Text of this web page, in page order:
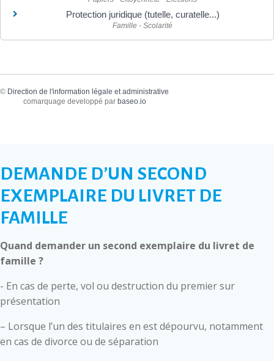
Protection juridique (tutelle, curatelle...)
Famille - Scolarité
© Direction de l'information légale et administrative
comarquage developpé par baseo.io
DEMANDE D’UN SECOND
EXEMPLAIRE DU LIVRET DE
FAMILLE
Quand demander un second exemplaire du livret de
famille ?
- En cas de perte, vol ou destruction du premier sur
présentation
– Lorsque l’un des titulaires en est dépourvu, notamment
en cas de divorce ou de séparation